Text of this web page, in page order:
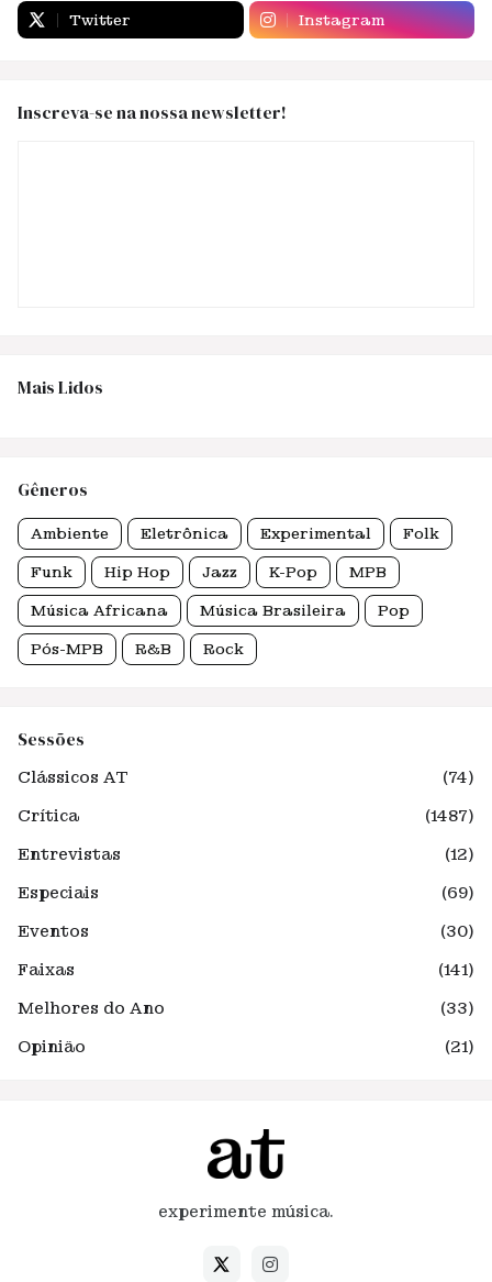
Twitter Instagram
Inscreva-se na nossa newsletter!
Mais Lidos
Gêneros
Ambiente Eletrônica Experimental Folk
Funk Hip Hop Jazz K-Pop MPB
Música Africana Música Brasileira Pop
Pós-MPB R&B Rock
Sessões
Clássicos AT
(74)
Crítica
(1487)
Entrevistas
(12)
Especiais
(69)
Eventos
(30)
Faixas
(141)
Melhores do Ano
(33)
Opinião
(21)
experimente música.